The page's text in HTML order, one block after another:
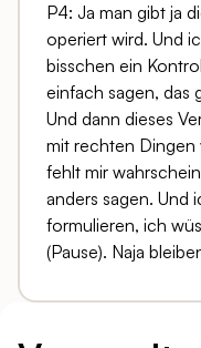
P4: Ja man gibt ja
operiert wird. Und
bisschen ein
einfach sagen, das
Und dann dieses
mit rechten Dingen
fehlt mir
anders sagen. Und
formulieren, ich
(Pause). Naja